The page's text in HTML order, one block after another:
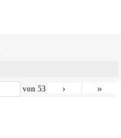
von 53 › »